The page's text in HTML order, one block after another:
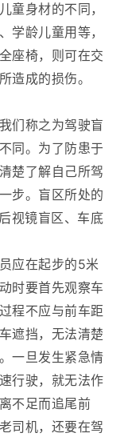
童身材的不同，
学龄儿童用等，
座椅，则可在交
造成的损伤。
们称之为驾驶盲
同。为了防患于
楚了解自己所驾
步。盲区所处的
视镜盲区、车底
应在起步的5米
时要首先观察车
程不应与前车距
遮挡，无法清楚
一旦发生紧急情
行驶，就无法作
不足而追尾前
司机，还要在驾